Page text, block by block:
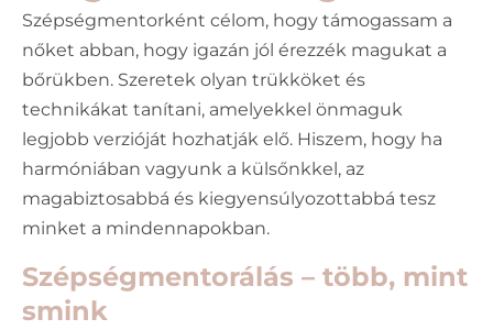
Szépségmentorként célom, hogy támogassam a
nőket abban, hogy igazán jól érezzék magukat a
bőrükben. Szeretek olyan trükköket és
technikákat tanítani, amelyekkel önmaguk
legjobb verzióját hozhatják elő. Hiszem, hogy ha
harmóniában vagyunk a külsőnkkel, az
magabiztosabbá és kiegyensúlyozottabbá tesz
minket a mindennapokban.
Szépségmentorálás – több, mint
smink